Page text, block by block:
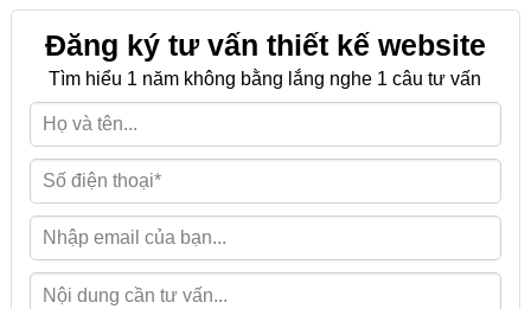
Đăng ký tư vấn thiết kế website
Tìm hiểu 1 năm không bằng lắng nghe 1 câu tư vấn